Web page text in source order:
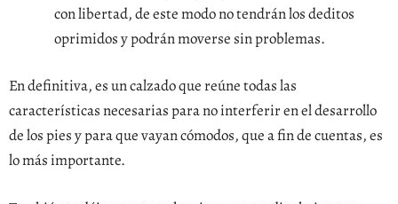
con libertad, de este modo no tendrán los deditos
oprimidos y podrán moverse sin problemas.
En definitiva, es un calzado que reúne todas las
características necesarias para no interferir en el desarrollo
de los pies y para que vayan cómodos, que a fin de cuentas, es
lo más importante.